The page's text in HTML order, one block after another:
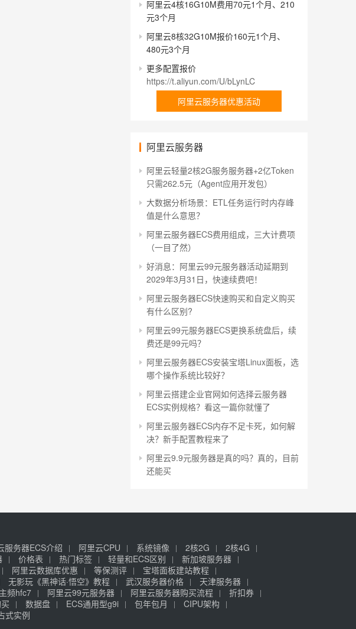
阿里云4核16G10M费用70元1个月、210
元3个月
阿里云8核32G10M报价160元1个月、
480元3个月
更多配置报价
https://t.aliyun.com/U/bLynLC
阿里云服务器优惠活动
阿里云服务器
阿里云轻量2核2G服务服务器+2亿Token
只需262.5元（Agent应用开发包）
大数据分析场景：ETL任务运行时内存峰
值是什么意思？
阿里云服务器ECS费用组成，三大计费项
（一目了然）
好消息：阿里云99元服务器活动延期到
2029年3月31日，快速续费吧！
阿里云服务器ECS快速购买和自定义购买
有什么区别?
阿里云99元服务器ECS更换系统盘后，续
费还是99元吗？
阿里云服务器ECS安装宝塔Linux面板，选
哪个操作系统比较好？
阿里云搭建企业官网如何选择云服务器
ECS实例规格？看这一篇你就懂了
阿里云服务器ECS内存不足卡死，如何解
决？新手配置教程来了
阿里云9.9元服务器是真的吗？真的，目前
还能买
服务器ECS介绍 阿里云CPU 系统镜像 2核2G
2核4G
价格表 热门标签 轻量和ECS区别
新加坡服务器
阿里云数据库优惠 等保测评
宝塔面板建站教程
无影玩《黑神话·悟空》教程 武汉服务器价格
天津服务器
频hfc7 阿里云99元服务器 阿里云服务器购买流程
折扣券
数据盘 ECS通用型g9i 包年包月
CIPU架构
式实例